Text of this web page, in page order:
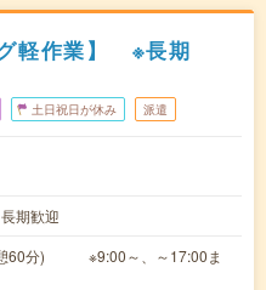
グ軽作業】 ※長期
土日祝日が休み 派遣
期歓迎
憩60分) ※9:00～、～17:00ま